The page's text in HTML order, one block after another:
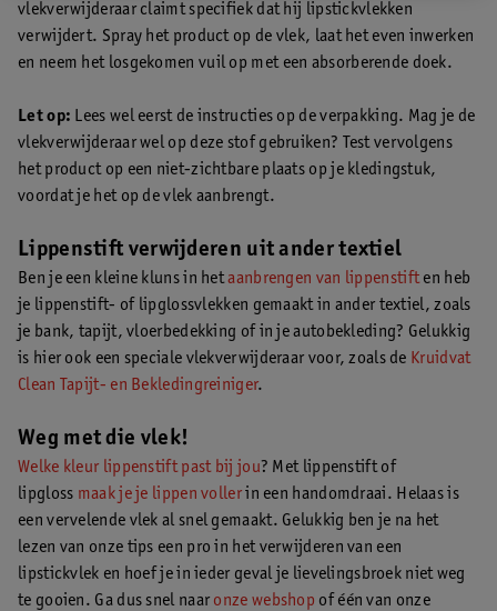
vlekverwijderaar claimt specifiek dat hij lipstickvlekken
verwijdert. Spray het product op de vlek, laat het even inwerken
en neem het losgekomen vuil op met een absorberende doek.
Let op: Lees wel eerst de instructies op de verpakking. Mag je de
vlekverwijderaar wel op deze stof gebruiken? Test vervolgens
het product op een niet-zichtbare plaats op je kledingstuk,
voordat je het op de vlek aanbrengt.
Lippenstift verwijderen uit ander textiel
Ben je een kleine kluns in hetaanbrengen van lippenstiften heb
je lippenstift- of lipglossvlekken gemaakt in ander textiel, zoals
je bank, tapijt, vloerbedekking of in je autobekleding? Gelukkig
is hier ook een speciale vlekverwijderaar voor, zoals de Kruidvat
Clean Tapijt- en Bekledingreiniger.
Weg met die vlek!
Welke kleur lippenstift past bij jou? Met lippenstift of
lipgloss maak je je lippen vollerin een handomdraai. Helaas is
een vervelende vlek al snel gemaakt. Gelukkig ben je na het
lezen van onze tips een pro in het verwijderen van een
lipstickvlek en hoef je in ieder geval je lievelingsbroek niet weg
te gooien. Ga dus snel naar onze webshop of één van onze